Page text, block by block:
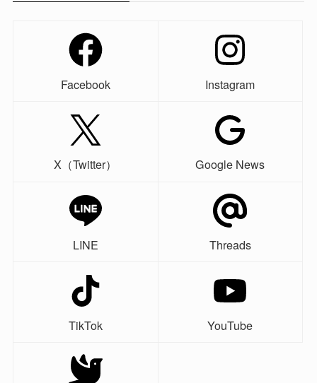
Facebook Instagram
X（Twitter） Google News
LINE Threads
TikTok YouTube